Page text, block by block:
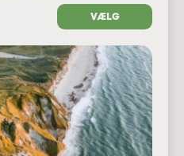
VÆLG